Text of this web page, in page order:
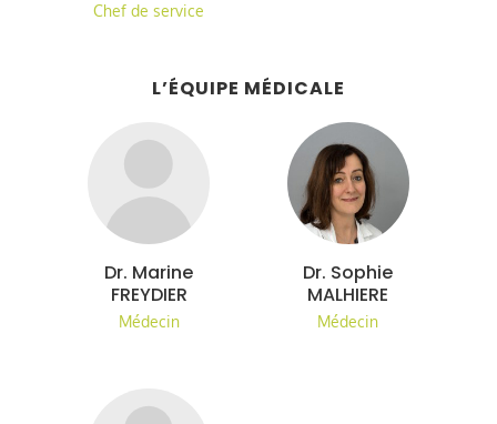
Chef de service
L’ÉQUIPE MÉDICALE
Dr. Marine
FREYDIER
Médecin
Dr. Sophie
MALHIERE
Médecin